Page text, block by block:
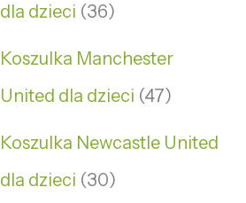
dla dzieci 36
Koszulka Manchester
United dla dzieci 47
Koszulka Newcastle United
dla dzieci 30